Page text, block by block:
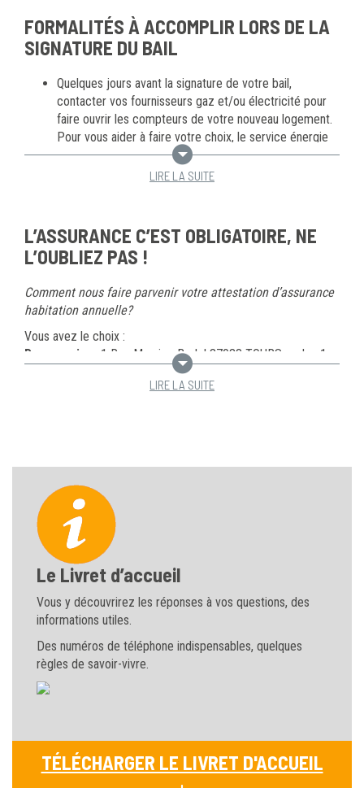
Après avoir signé votre contrat de location avec votre chargé
de clientèle, vous pourrez récupérer les clés de votre
logement auprès de votre Surveillant d’Immeubles.
A SAVOIR :
Lors de la signature de votre bail, votre chargé de
clientèle va transmettre à la CAF votre demande d’APL
directement via Internet.
FORMALITÉS À ACCOMPLIR LORS DE LA
SIGNATURE DU BAIL
Quelques jours avant la signature de votre bail,
contacter vos fournisseurs gaz et/ou électricité pour
faire ouvrir les compteurs de votre nouveau logement.
Pour vous aider à faire votre choix, le service énergie
info (lien vers : http://www.energie-info.fr/) est
joignable au 08.10.112.212
obligatoire. Elle vous protège en cas de sinistre.
Vous devez obligatoirement venir le jour de
la signature du bail avec votre attestation
pourra pas se faire.
Verser un dépôt de garantie correspondant à un mois
de loyer hors charge, en CB ou en chèque.
LIRE LA SUITE
L’ASSURANCE C’EST OBLIGATOIRE, NE
L’OUBLIEZ PAS !
Comment nous faire parvenir votre attestation d’assurance
habitation annuelle?
Vous avez le choix :
Par courrier
: 1 Rue Maurice Bedel 37033 TOURS cedex 1
: en déposant votre attestation dans votre compte
locataire (comment se connecter) lien page mon compte
LIRE LA SUITE
Le Livret d’accueil
Vous y découvrirez les réponses à vos questions, des
informations utiles.
Des numéros de téléphone indispensables, quelques
règles de savoir-vivre.
TÉLÉCHARGER LE LIVRET D'ACCUEIL